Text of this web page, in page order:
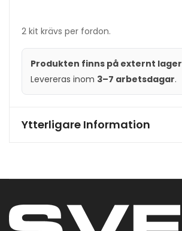
2 kit krävs per fordon.
Produkten finns på externt lager
Levereras inom 3–7 arbetsdagar.
Ytterligare Information